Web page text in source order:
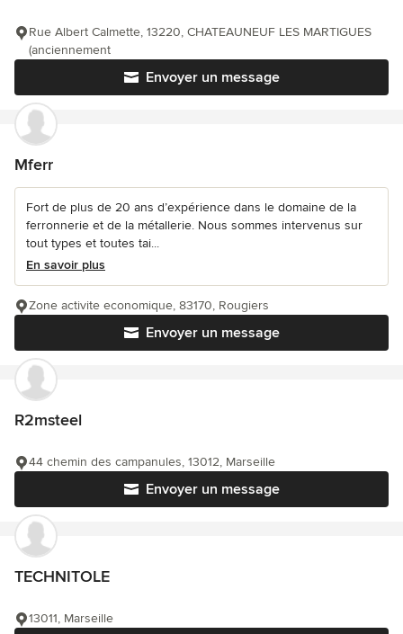
Envoyer un message
Rue Albert Calmette, 13220, CHATEAUNEUF LES MARTIGUES
(anciennement
Mferr
Fort de plus de 20 ans d’expérience dans le domaine de la
ferronnerie et de la métallerie. Nous sommes intervenus sur
tout types et toutes tai...
En savoir plus
Envoyer un message
Zone activite economique, 83170, Rougiers
R2msteel
Envoyer un message
44 chemin des campanules, 13012, Marseille
TECHNITOLE
13011, Marseille